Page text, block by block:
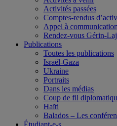
Activités passées
Comptes-rendus
Appel à
Rendez-vous Gérin-
Publications
Toutes les publications
Israël-Gaza
Ukraine
Portraits
Dans les médias
Coup de fil
Haïti
Balados – Les
Étudiant-e-s